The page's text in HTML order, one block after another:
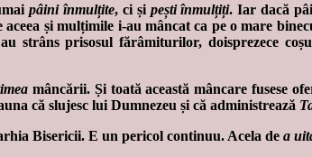
pâini înmulțite, ci și pești înmulțiți. Iar dacă
și mulțimile i-au mâncat ca pe o mare
strâns prisosul fărâmiturilor, doisprezece
mâncării. Și toată această mâncare fusese
că slujesc lui Dumnezeu și că administrează
Bisericii. E un pericol continuu. Acela de a